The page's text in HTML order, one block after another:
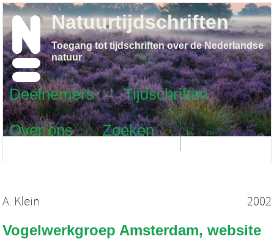
Deelnemers
Tijdschriften
Over ons
Zoeken NL EN
Natuurtijdschriften
Toegang tot tijdschriften over de Nederlandse
natuur
A. Klein 2002
Vogelwerkgroep Amsterdam, website